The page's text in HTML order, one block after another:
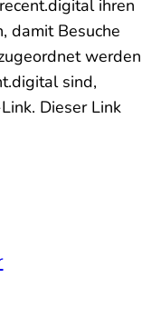
ihren
damit Besuche
werden
sind,
Dieser Link